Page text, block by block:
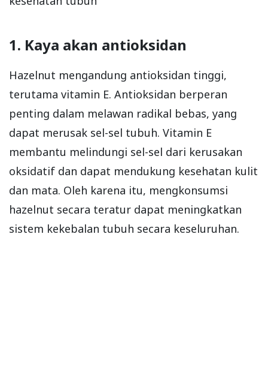
1. Kaya akan antioksidan
Hazelnut mengandung antioksidan tinggi,
terutama vitamin E. Antioksidan berperan
penting dalam melawan radikal bebas, yang
dapat merusak sel-sel tubuh. Vitamin E
membantu melindungi sel-sel dari kerusakan
oksidatif dan dapat mendukung kesehatan kulit
dan mata. Oleh karena itu, mengkonsumsi
hazelnut secara teratur dapat meningkatkan
sistem kekebalan tubuh secara keseluruhan.